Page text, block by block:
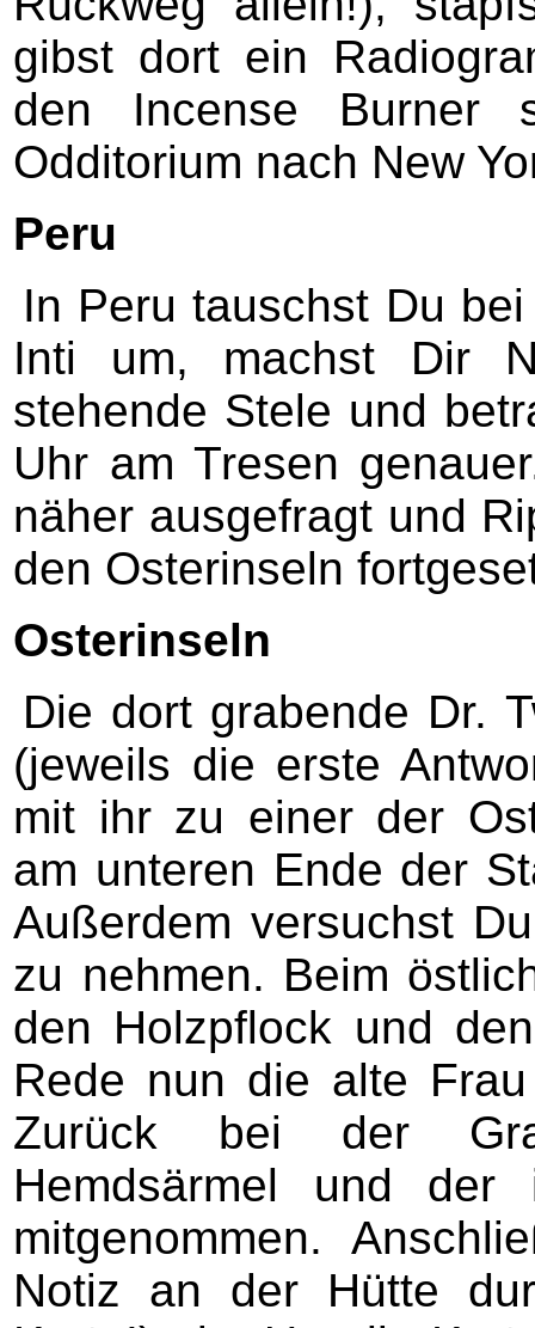
gibst dort ein
den Incense Burner
Odditorium nach New
Peru
In Peru tauschst Du
Inti um, machst Dir
stehende Stele und
Uhr am Tresen
näher ausgefragt und
den Osterinseln
Osterinseln
Die dort grabende Dr.
(jeweils die erste
mit ihr zu einer der
am unteren Ende der
Außerdem versuchst
zu nehmen. Beim
den Holzpflock und
Rede nun die alte
Zurück bei der
Hemdsärmel und der
mitgenommen.
Notiz an der Hütte